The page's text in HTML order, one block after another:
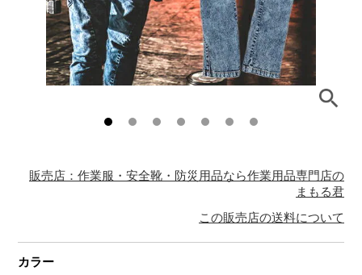
販売店：作業服・安全靴・防災用品なら作業用品専門店の
まもる君
この販売店の送料について
カラー